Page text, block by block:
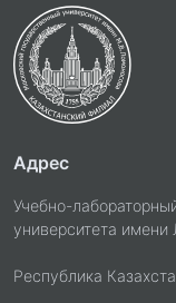
Адрес
Учебно-
университета
Республика